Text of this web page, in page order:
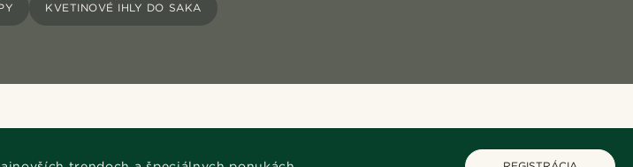
KVETINOVÉ IHLY DO SAKA